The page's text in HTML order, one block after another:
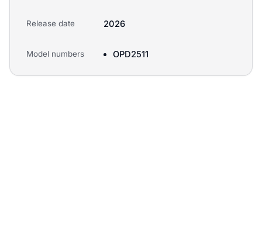
Release date 2026
Model numbers OPD2511